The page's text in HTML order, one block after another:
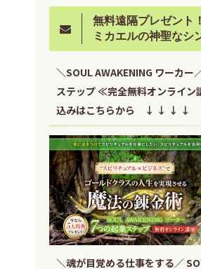
無料遠隔プレゼント
ミカエルの神聖なシ
＼SOUL AWAKENING ワーカー
ステップ ≪完全無料オンライ
込みはこちらから ↓ ↓ ↓ ↓
＼魂が目覚める仕事をする／